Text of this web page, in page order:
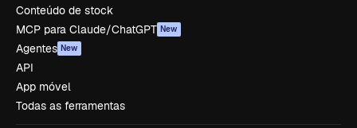
Conteúdo de stock
MCP para Claude/ChatGPT New
Agentes New
API
App móvel
Todas as ferramentas